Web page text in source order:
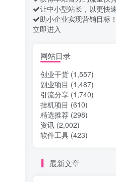
13 拆
热门文章
让中小型站长，以更快
助小企业实现营销目标！
立即进入
网站目录
创业干货 (1,557)
副业项目 (1,487)
引流分享 (1,740)
挂机项目 (610)
精选推荐 (298)
资讯 (2,002)
软件工具 (423)
最新文章